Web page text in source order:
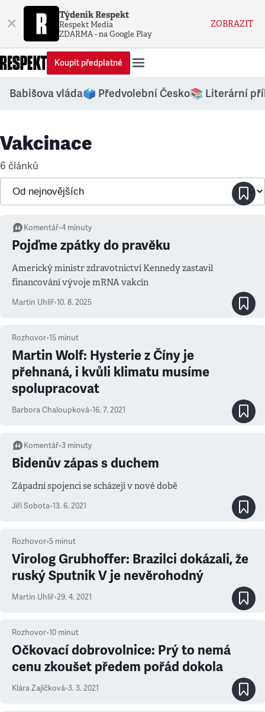
× Týdeník Respekt
Respekt Media
ZDARMA - na Google Play
ZOBRAZIT
Koupit předplatné
Babišova vláda🗳️ Předvolební Česko📚 Literární
Vakcinace
6 článků
Komentář•4 minuty
Pojďme zpátky do pravěku
Americký ministr zdravotnictví Kennedy zastavil
financování vývoje mRNA vakcín
Martin Uhlíř•10. 8. 2025
Rozhovor•15 minut
Martin Wolf: Hysterie z Číny je
přehnaná, i kvůli klimatu musíme
spolupracovat
Barbora Chaloupková•16. 7. 2021
Komentář•3 minuty
Bidenův zápas s duchem
Západní spojenci se scházejí v nové době
Jiří Sobota•13. 6. 2021
Rozhovor•5 minut
Virolog Grubhoffer: Brazilci dokázali, že
ruský Sputnik V je nevěrohodný
Martin Uhlíř•29. 4. 2021
Rozhovor•10 minut
Očkovací dobrovolnice: Prý to nemá
cenu zkoušet předem pořád dokola
Klára Zajíčková•3. 3. 2021